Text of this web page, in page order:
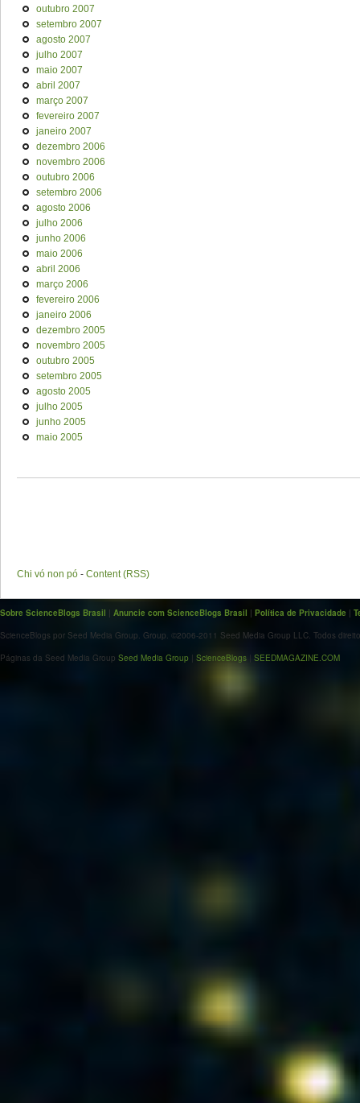
outubro 2007
setembro 2007
agosto 2007
julho 2007
maio 2007
abril 2007
março 2007
fevereiro 2007
janeiro 2007
dezembro 2006
novembro 2006
outubro 2006
setembro 2006
agosto 2006
julho 2006
junho 2006
maio 2006
abril 2006
março 2006
fevereiro 2006
janeiro 2006
dezembro 2005
novembro 2005
outubro 2005
setembro 2005
agosto 2005
julho 2005
junho 2005
maio 2005
Chi vó non pó - Content (RSS)
Sobre ScienceBlogs Brasil | Anuncie com ScienceBlogs Brasil | Política de Privacidade |
ScienceBlogs por Seed Media Group. Group. ©2006-2011 Seed Media Group LLC. Todos
Páginas da Seed Media Group Seed Media Group | ScienceBlogs | SEEDMAGAZINE.COM